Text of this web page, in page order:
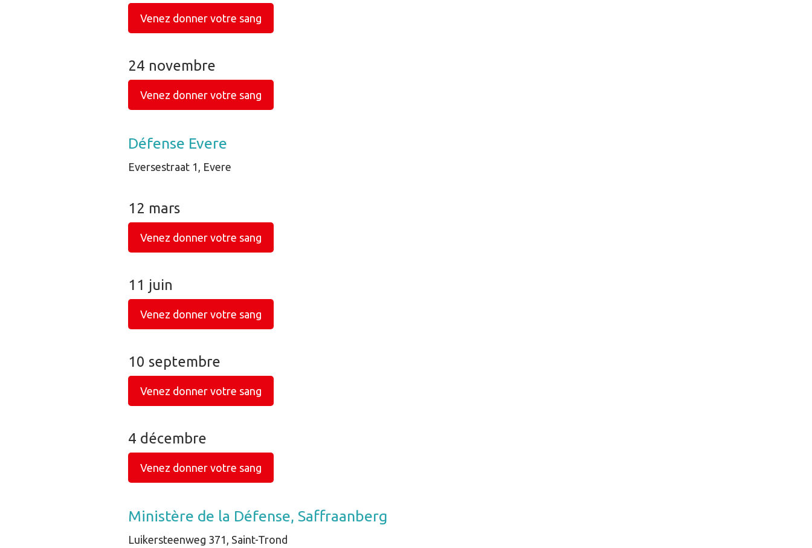
Venez donner votre sang
24 novembre
Venez donner votre sang
Défense Evere
Eversestraat 1, Evere
12 mars
Venez donner votre sang
11 juin
Venez donner votre sang
10 septembre
Venez donner votre sang
4 décembre
Venez donner votre sang
Ministère de la Défense, Saffraanberg
Luikersteenweg 371, Saint-Trond